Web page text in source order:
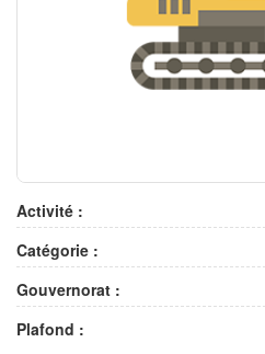
Activité :
Catégorie :
Gouvernorat :
Plafond :